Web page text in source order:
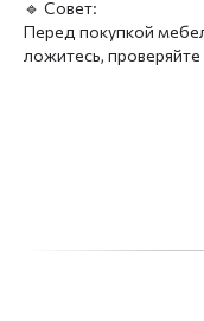
🔹 Совет:
Перед покупкой
ложитесь,